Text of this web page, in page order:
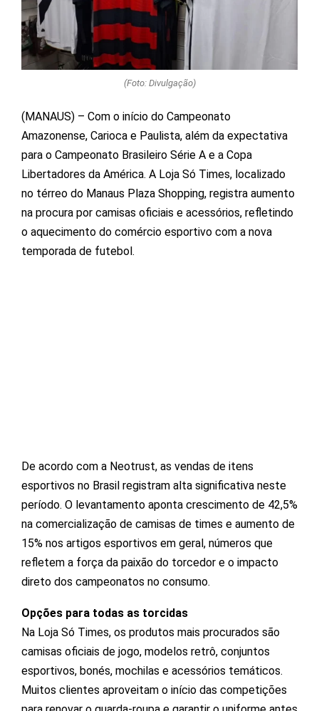
(Foto: Divulgação)
(MANAUS) – Com o início do Campeonato
Amazonense, Carioca e Paulista, além da expectativa
para o Campeonato Brasileiro Série A e a Copa
Libertadores da América. A Loja Só Times, localizado
no térreo do Manaus Plaza Shopping, registra aumento
na procura por camisas oficiais e acessórios, refletindo
o aquecimento do comércio esportivo com a nova
temporada de futebol.
De acordo com a Neotrust, as vendas de itens
esportivos no Brasil registram alta significativa neste
período. O levantamento aponta crescimento de 42,5%
na comercialização de camisas de times e aumento de
15% nos artigos esportivos em geral, números que
refletem a força da paixão do torcedor e o impacto
direto dos campeonatos no consumo.
Opções para todas as torcidas
Na Loja Só Times, os produtos mais procurados são
camisas oficiais de jogo, modelos retrô, conjuntos
esportivos, bonés, mochilas e acessórios temáticos.
Muitos clientes aproveitam o início das competições